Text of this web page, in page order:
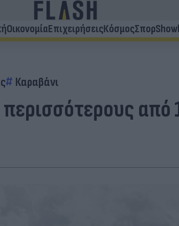
ΟικονομίαΕπιχειρήσειςΚόσμοςΣπορ
Καραβάνι